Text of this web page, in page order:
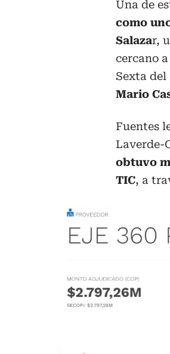
Una de
como
Salazar,
cercano
Sexta del
Mario
Fuentes
Laverde-
obtuvo
TIC, a